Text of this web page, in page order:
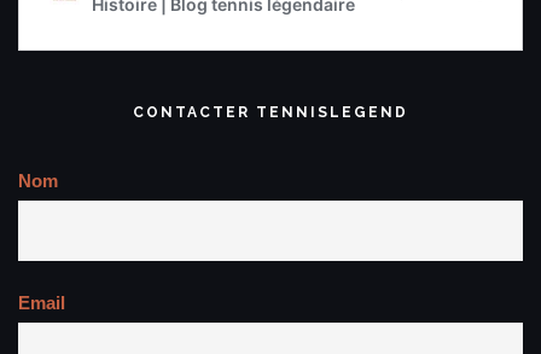
CONTACTER TENNISLEGEND
Nom
Email